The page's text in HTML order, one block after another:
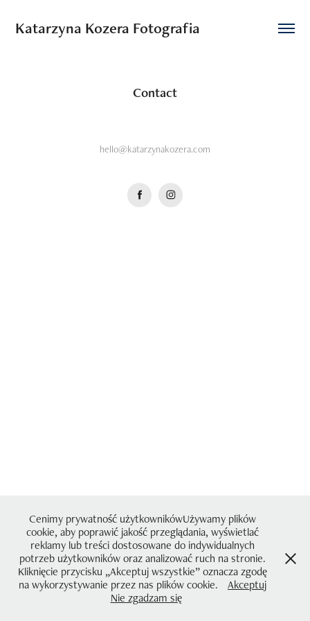
Katarzyna Kozera Fotografia
Contact
hello@katarzynakozera.com
Cenimy prywatność użytkownikówUżywamy plików
cookie, aby poprawić jakość przeglądania, wyświetlać
reklamy lub treści dostosowane do indywidualnych
potrzeb użytkowników oraz analizować ruch na stronie.
Kliknięcie przycisku „Akceptuj wszystkie” oznacza zgodę
na wykorzystywanie przez nas plików cookie.
Akceptuj
Nie zgadzam się